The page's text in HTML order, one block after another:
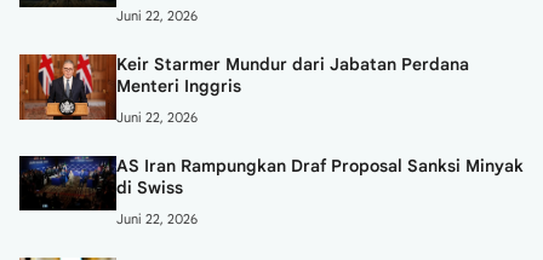
Juni 22, 2026
Keir Starmer Mundur dari Jabatan Perdana
Menteri Inggris
Juni 22, 2026
AS Iran Rampungkan Draf Proposal Sanksi Minyak
di Swiss
Juni 22, 2026